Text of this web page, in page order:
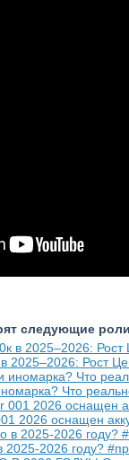
следующие
Рост
Что
2026 оснащен
2025-2026 году?